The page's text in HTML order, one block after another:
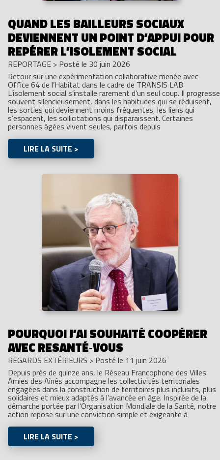
QUAND LES BAILLEURS SOCIAUX
DEVIENNENT UN POINT D’APPUI POUR
REPÉRER L’ISOLEMENT SOCIAL
REPORTAGE > Posté le 30 juin 2026
Retour sur une expérimentation collaborative menée avec
Office 64 de l’Habitat dans le cadre de TRANSIS LAB
L’isolement social s’installe rarement d’un seul coup. Il progresse
souvent silencieusement, dans les habitudes qui se réduisent,
les sorties qui deviennent moins fréquentes, les liens qui
s’espacent, les sollicitations qui disparaissent. Certaines
personnes âgées vivent seules, parfois depuis
LIRE LA SUITE >
POURQUOI J’AI SOUHAITÉ COOPÉRER
AVEC RESANTÉ‑VOUS
REGARDS EXTÉRIEURS > Posté le 11 juin 2026
Depuis près de quinze ans, le Réseau Francophone des Villes
Amies des Aînés accompagne les collectivités territoriales
engagées dans la construction de territoires plus inclusifs, plus
solidaires et mieux adaptés à l’avancée en âge. Inspirée de la
démarche portée par l’Organisation Mondiale de la Santé, notre
action repose sur une conviction simple et exigeante à
LIRE LA SUITE >